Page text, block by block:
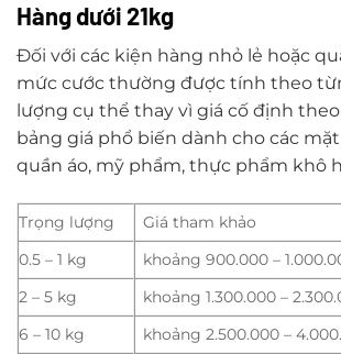
Hàng dưới 21kg
Đối với các kiện hàng nhỏ lẻ hoặc
mức cước thường được tính theo
lượng cụ thể thay vì giá cố định
bảng giá phổ biến dành cho các
quần áo, mỹ phẩm, thực phẩm khô
Trọng lượng
Giá tham khảo
0.5 – 1 kg
khoảng 900.000 –
2 – 5 kg
khoảng 1.300.000 –
6 – 10 kg
khoảng 2.500.000 –